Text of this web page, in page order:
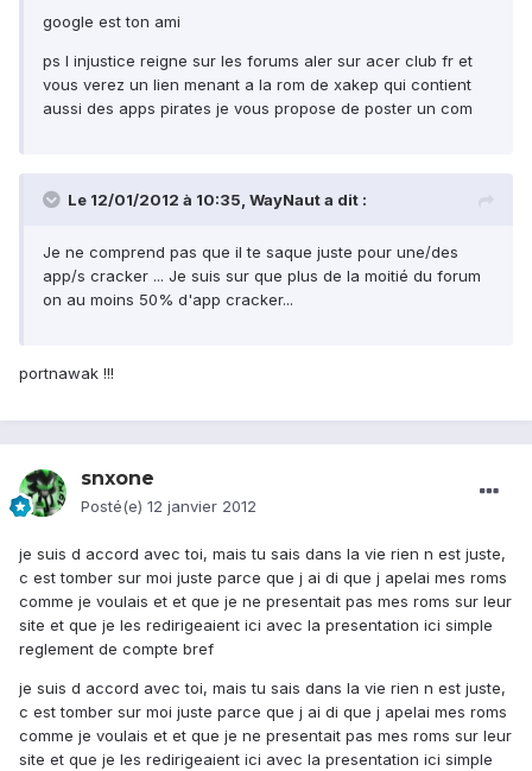
google est ton ami
ps l injustice reigne sur les forums aler sur acer club fr et
vous verez un lien menant a la rom de xakep qui contient
aussi des apps pirates je vous propose de poster un com
Le 12/01/2012 à 10:35, WayNaut a dit :
Je ne comprend pas que il te saque juste pour une/des
app/s cracker ... Je suis sur que plus de la moitié du forum
on au moins 50% d'app cracker...
portnawak !!!
snxone
Posté(e) 12 janvier 2012
je suis d accord avec toi, mais tu sais dans la vie rien n est juste,
c est tomber sur moi juste parce que j ai di que j apelai mes roms
comme je voulais et et que je ne presentait pas mes roms sur leur
site et que je les redirigeaient ici avec la presentation ici simple
reglement de compte bref
je suis d accord avec toi, mais tu sais dans la vie rien n est juste,
c est tomber sur moi juste parce que j ai di que j apelai mes roms
comme je voulais et et que je ne presentait pas mes roms sur leur
site et que je les redirigeaient ici avec la presentation ici simple